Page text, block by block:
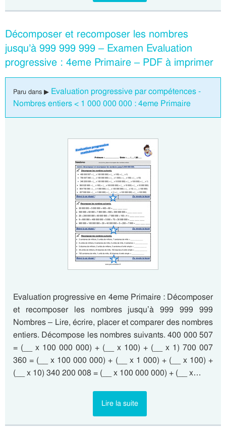
Décomposer et recomposer les nombres
jusqu’à 999 999 999 – Examen Evaluation
progressive : 4eme Primaire – PDF à imprimer
Paru dans ▶ Evaluation progressive par compétences -
Nombres entiers < 1 000 000 000 : 4eme Primaire
Evaluation progressive en 4eme Primaire : Décomposer
et recomposer les nombres jusqu’à 999 999 999
Nombres – Lire, écrire, placer et comparer des nombres
entiers. Décompose les nombres suivants. 400 000 507
= (__ x 100 000 000) + (__ x 100) + (__ x 1) 700 007
360 = (__ x 100 000 000) + (__ x 1 000) + (__ x 100) +
(__ x 10) 340 200 008 = (__ x 100 000 000) + (__ x…
Lire la suite